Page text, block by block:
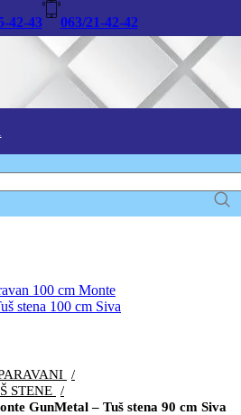
42-43 063/21-42-42
STENE
GunMetal – Tuš stena 90 cm Siva